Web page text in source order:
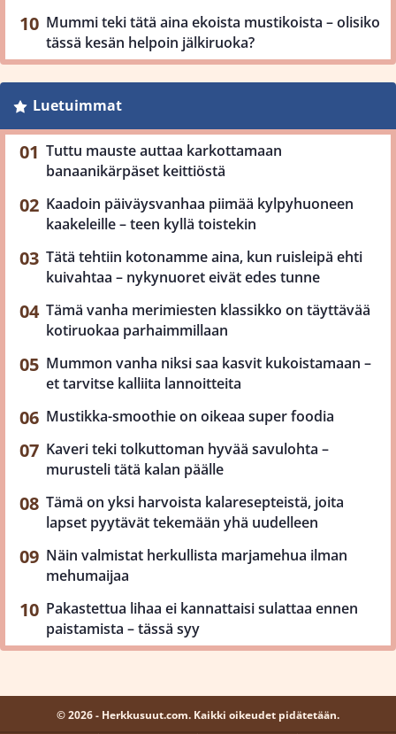
Mummi teki tätä aina ekoista mustikoista – olisiko
tässä kesän helpoin jälkiruoka?
Luetuimmat
Tuttu mauste auttaa karkottamaan
banaanikärpäset keittiöstä
Kaadoin päiväysvanhaa piimää kylpyhuoneen
kaakeleille – teen kyllä toistekin
Tätä tehtiin kotonamme aina, kun ruisleipä ehti
kuivahtaa – nykynuoret eivät edes tunne
Tämä vanha merimiesten klassikko on täyttävää
kotiruokaa parhaimmillaan
Mummon vanha niksi saa kasvit kukoistamaan –
et tarvitse kalliita lannoitteita
Mustikka-smoothie on oikeaa super foodia
Kaveri teki tolkuttoman hyvää savulohta –
murusteli tätä kalan päälle
Tämä on yksi harvoista kalaresepteistä, joita
lapset pyytävät tekemään yhä uudelleen
Näin valmistat herkullista marjamehua ilman
mehumaijaa
Pakastettua lihaa ei kannattaisi sulattaa ennen
paistamista – tässä syy
© 2026 - Herkkusuut.com. Kaikki oikeudet pidätetään.